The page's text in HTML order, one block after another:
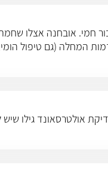
חמי. אובחנה אצלו שחמת
המחלה (גם טיפול